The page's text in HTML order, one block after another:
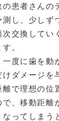
患者さんの
し、少しず
交換してい
。
度に歯を動
ダメージを
で理想の位
、移動距離
ってしまう